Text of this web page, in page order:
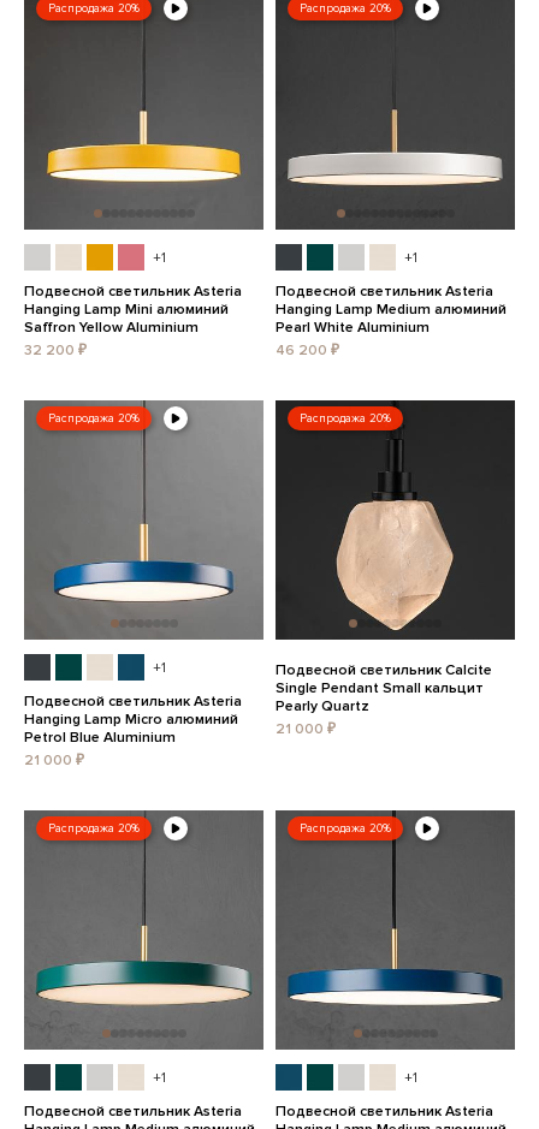
Распродажа 20%
+1
Подвесной светильник Asteria
Hanging Lamp Mini алюминий
Saffron Yellow Aluminium
32 200 ₽
Распродажа 20%
+1
Подвесной светильник Asteria
Hanging Lamp Medium алюминий
Pearl White Aluminium
46 200 ₽
Распродажа 20%
+1
Подвесной светильник Asteria
Hanging Lamp Micro алюминий
Petrol Blue Aluminium
21 000 ₽
Распродажа 20%
Подвесной светильник Calcite
Single Pendant Small кальцит
Pearly Quartz
21 000 ₽
Распродажа 20%
+1
Подвесной светильник Asteria
Распродажа 20%
+1
Подвесной светильник Asteria